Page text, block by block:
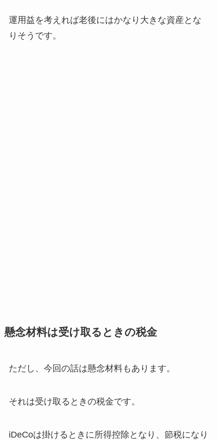
運用益を考えれば老後にはかなり大きな資産とな
りそうです。
懸念材料は受け取るときの税金
ただし、今回の話は懸念材料もあります。
それは受け取るときの税金です。
iDeCoは掛けるときに所得控除となり、節税になり